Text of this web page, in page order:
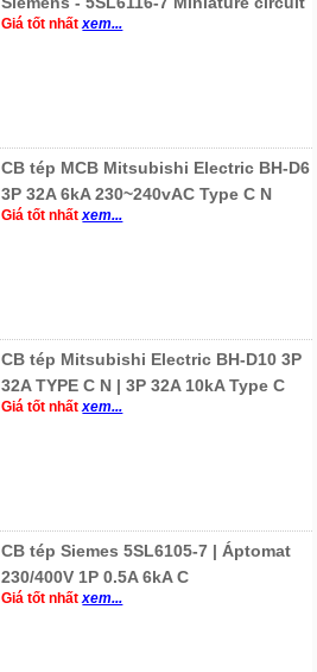
Giá tốt nhấtxem...
CB tép MCB Mitsubishi Electric BH-D6
3P 32A 6kA 230~240vAC Type C N
Giá tốt nhấtxem...
CB tép Mitsubishi Electric BH-D10 3P
32A TYPE C N | 3P 32A 10kA Type C
Giá tốt nhấtxem...
CB tép Siemes 5SL6105-7 | Áptomat
230/400V 1P 0.5A 6kA C
Giá tốt nhấtxem...